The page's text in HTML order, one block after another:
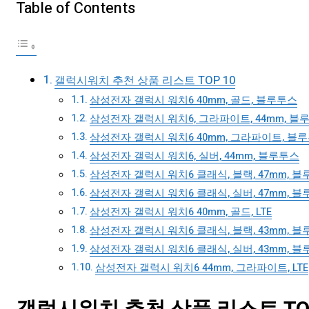
Table of Contents
갤럭시워치 추천 상품 리스트 TOP 10
삼성전자 갤럭시 워치6 40mm, 골드, 블루투스
삼성전자 갤럭시 워치6, 그라파이트, 44mm, 블
삼성전자 갤럭시 워치6 40mm, 그라파이트, 블
삼성전자 갤럭시 워치6, 실버, 44mm, 블루투스
삼성전자 갤럭시 워치6 클래식, 블랙, 47mm, 블
삼성전자 갤럭시 워치6 클래식, 실버, 47mm, 블
삼성전자 갤럭시 워치6 40mm, 골드, LTE
삼성전자 갤럭시 워치6 클래식, 블랙, 43mm, 블
삼성전자 갤럭시 워치6 클래식, 실버, 43mm, 블
삼성전자 갤럭시 워치6 44mm, 그라파이트, LTE